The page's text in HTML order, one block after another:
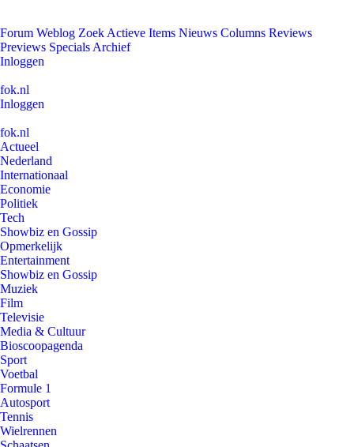
Forum Weblog Zoek Actieve Items Nieuws Columns Reviews
Previews Specials Archief
Inloggen
fok.nl
Inloggen
fok.nl
Actueel
Nederland
Internationaal
Economie
Politiek
Tech
Showbiz en Gossip
Opmerkelijk
Entertainment
Showbiz en Gossip
Muziek
Film
Televisie
Media & Cultuur
Bioscoopagenda
Sport
Voetbal
Formule 1
Autosport
Tennis
Wielrennen